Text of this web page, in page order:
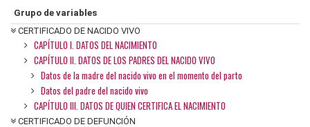
Grupo de variables
CERTIFICADO DE NACIDO VIVO
CAPÍTULO I. DATOS DEL NACIMIENTO
CAPÍTULO II. DATOS DE LOS PADRES DEL NACIDO VIVO
Datos de la madre del nacido vivo en el momento del parto
Datos del padre del nacido vivo
CAPÍTULO III. DATOS DE QUIEN CERTIFICA EL NACIMIENTO
CERTIFICADO DE DEFUNCIÓN